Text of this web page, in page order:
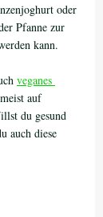
oder
Pfanne zur
kann.
veganes
auf
du gesund
auch diese